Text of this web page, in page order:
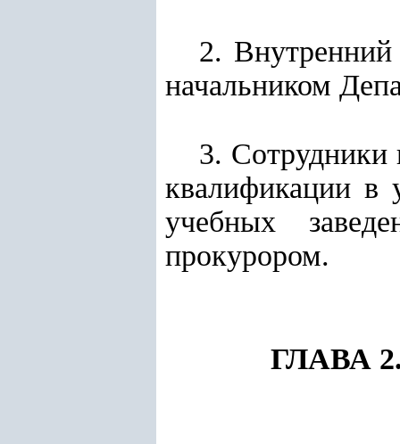
2. Внутренний
начальником
3. Сотрудники
квалификации в
учебных
прокурором.
ГЛАВА